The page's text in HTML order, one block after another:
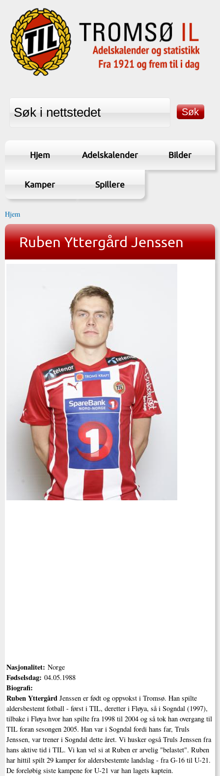
Hjem Adelskalender Bilder
Kamper Spillere
Hjem
Ruben Yttergård Jenssen
Nasjonalitet: Norge
Fødselsdag: 04.05.1988
Biografi:
Ruben Yttergård Jenssen er født og oppvokst i Tromsø. Han spilte
aldersbestemt fotball - først i TIL, deretter i Fløya, så i Sogndal (1997),
tilbake i Fløya hvor han spilte fra 1998 til 2004 og så tok han overgang til
TIL foran sesongen 2005. Han var i Sogndal fordi hans far, Truls
Jenssen, var trener i Sogndal dette året. Vi husker også Truls Jenssen fra
hans aktive tid i TIL. Vi kan vel si at Ruben er arvelig "belastet". Ruben
har hittil spilt 29 kamper for aldersbestemte landslag - fra G-16 til U-21.
De foreløbig siste kampene for U-21 var han lagets kaptein.